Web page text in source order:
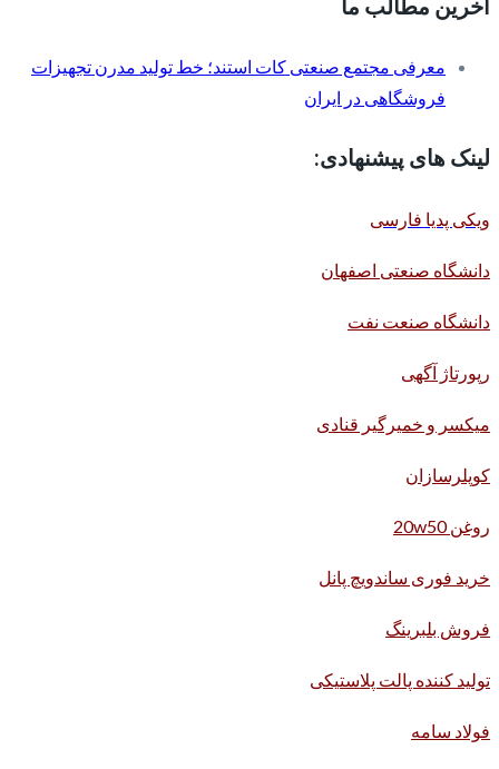
آخرین مطالب ما
معرفی مجتمع صنعتی کات استند؛ خط تولید مدرن تجهیزات
فروشگاهی در ایران
لینک های پیشنهادی:
ویکی پدیا فارسی
دانشگاه صنعتی اصفهان
دانشگاه صنعت نفت
رپورتاژ آگهی
میکسر و خمیرگیر قنادی
کوپلرسازان
روغن 20w50
خرید فوری ساندویچ پانل
فروش بلبرینگ
تولید کننده پالت پلاستیکی
فولاد سامه